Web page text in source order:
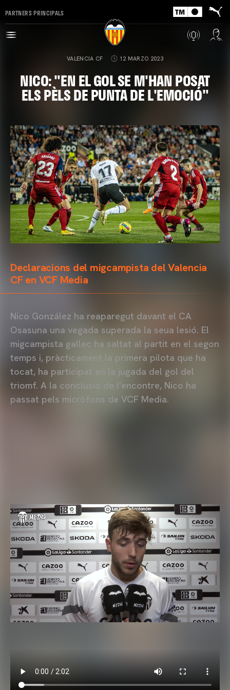
PARTNERS PRINCIPALS
VALENCIA CF 12 MARZO 2023
NICO: "EN EL GOL SE M'HAN POSAT
ELS PÈLS DE PUNTA DE L'EMOCIÓ"
Declaracions del migcampista del Valencia
CF en VCF Media
Nico González ha reaparegut davant el CA
Osasuna una vegada superada la seua lesió. El
migcampista gallec ha saltat al partit en el segon
temps i, pràcticament la primera pilota que ha
tocat, ha participat en la jugada del gol del
triomf. A la conclusió de l'encontre, Nico ha
passat pels micròfons de VCF Media.